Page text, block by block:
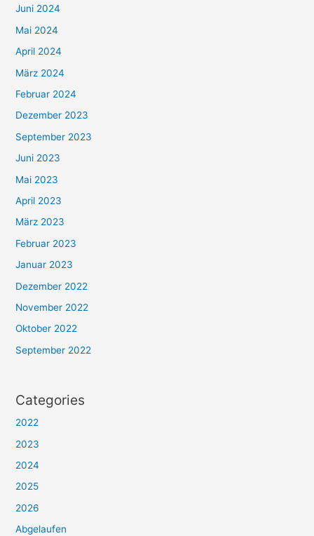
Juni 2024
Mai 2024
April 2024
März 2024
Februar 2024
Dezember 2023
September 2023
Juni 2023
Mai 2023
April 2023
März 2023
Februar 2023
Januar 2023
Dezember 2022
November 2022
Oktober 2022
September 2022
Categories
2022
2023
2024
2025
2026
Abgelaufen